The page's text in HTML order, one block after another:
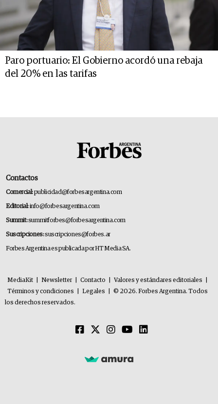
Paro portuario: El Gobierno acordó una rebaja
del 20% en las tarifas
Contactos
Comercial:publicidad@forbesargentina.com
Editorial:info@forbesargentina.com
Summit:summitforbes@forbesargentina.com
Suscripciones:suscripciones@forbes.ar
Forbes Argentina es publicada por HT Media SA.
MediaKit Newsletter Contacto Valores y estándares editoriales
Términos y condiciones
Legales
© 2026. Forbes Argentina. Todos
los derechos reservados.